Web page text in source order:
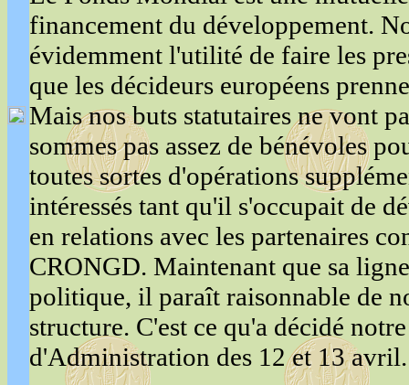
financement du développement.
évidemment l'utilité de faire les
que les décideurs européens
Mais nos buts statutaires ne vont
sommes pas assez de bénévoles
toutes sortes d'opérations
intéressés tant qu'il s'occupait de
en relations avec les partenaires
CRONGD. Maintenant que sa
politique, il paraît raisonnable de
structure. C'est ce qu'a décidé
d'Administration des 12 et 13 avril.